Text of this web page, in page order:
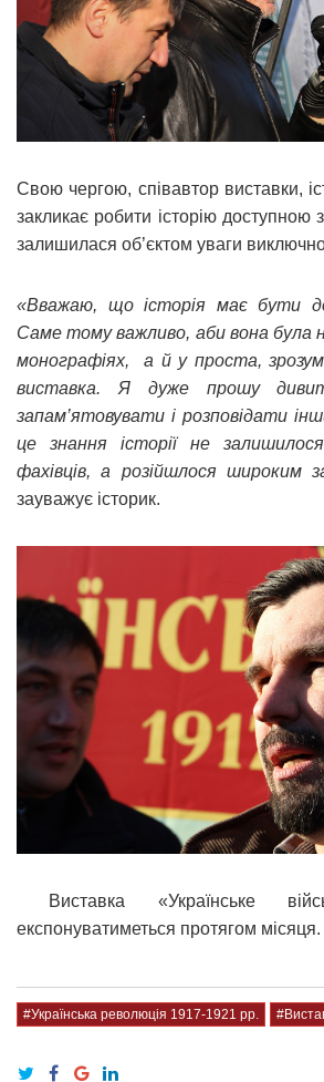
Свою чергою, співавтор виставки,
закликає робити історію доступною
залишилася об’єктом уваги
«Вважаю, що історія має бути
Саме тому важливо, аби вона була
монографіях, а й у проста,
виставка. Я дуже прошу
запам’ятовувати і розповідати
це знання історії не
фахівців, а розійшлося широким
зауважує історик.
Виставка «Українське
експонуватиметься протягом місяця.
#Українська революція 1917-1921 рр.